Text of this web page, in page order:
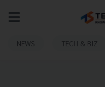
NEWS TECH & BIZ